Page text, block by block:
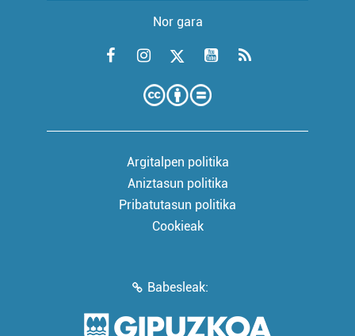
Nor gara
Argitalpen politika
Aniztasun politika
Pribatutasun politika
Cookieak
Babesleak: